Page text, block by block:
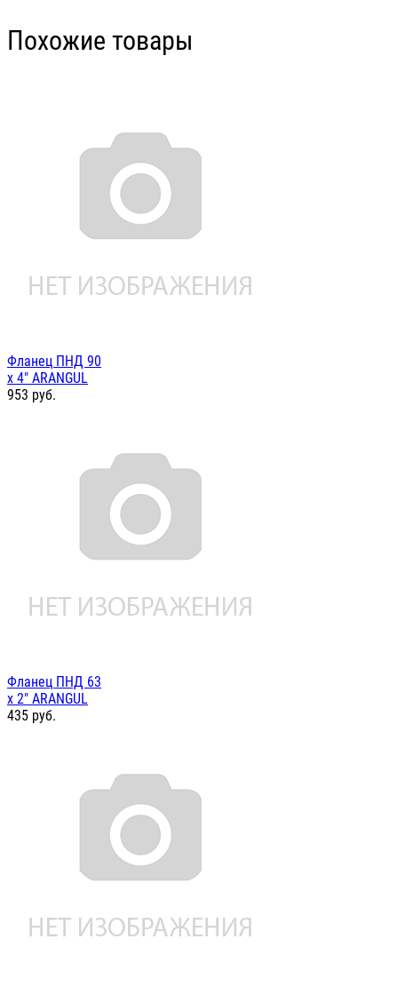
Похожие товары
Фланец ПНД 90
х 4" ARANGUL
953 руб.
Фланец ПНД 63
х 2" ARANGUL
435 руб.